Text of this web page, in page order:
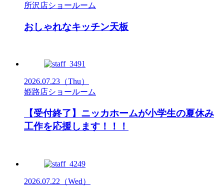
所沢店ショールーム
おしゃれなキッチン天板
2026.07.23 （Thu）
姫路店ショールーム
【受付終了】ニッカホームが小学生の夏休み
工作を応援します！！！
2026.07.22 （Wed）